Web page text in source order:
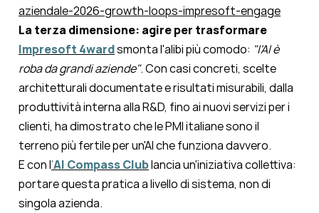
aziendale-2026-growth-loops-impresoft-engage
La terza dimensione: agire per trasformare
Impresoft 4wardsmonta l'alibi più comodo: "l'AI è
roba da grandi aziende". Con casi concreti, scelte
architetturali documentate e risultati misurabili, dalla
produttività interna alla R&D, fino ai nuovi servizi per i
clienti, ha dimostrato che le PMI italiane sono il
terreno più fertile per un'AI che funziona davvero.
E con l'AI Compass Clublancia un'iniziativa collettiva:
portare questa pratica a livello di sistema, non di
singola azienda.